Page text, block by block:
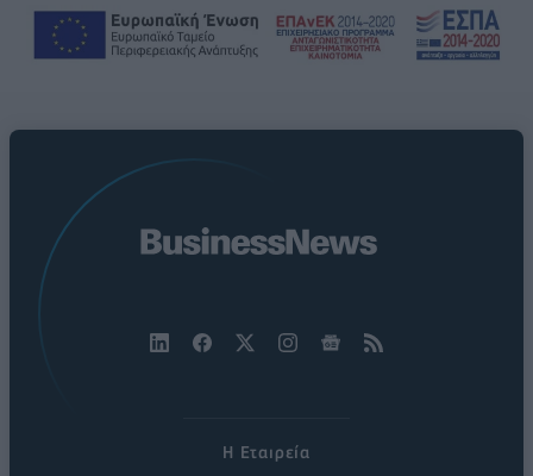
Η Εταιρεία